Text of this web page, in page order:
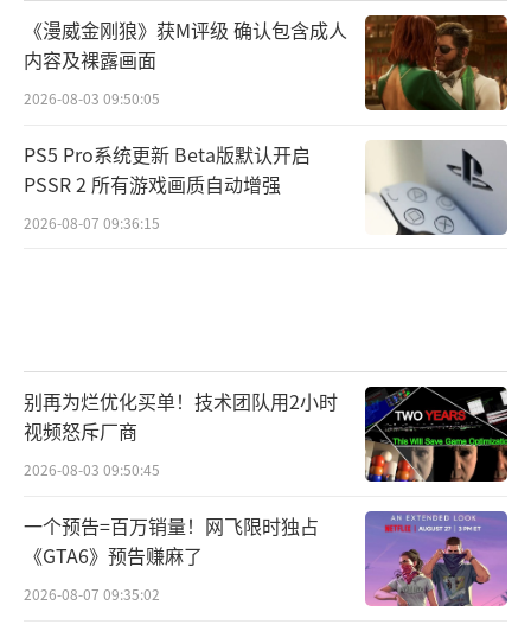
《漫威金刚狼》获M评级 确认包含成人
内容及裸露画面
2026-08-03 09:50:05
PS5 Pro系统更新 Beta版默认开启
PSSR 2 所有游戏画质自动增强
2026-08-07 09:36:15
别再为烂优化买单！技术团队用2小时
视频怒斥厂商
2026-08-03 09:50:45
一个预告=百万销量！网飞限时独占
《GTA6》预告赚麻了
2026-08-07 09:35:02